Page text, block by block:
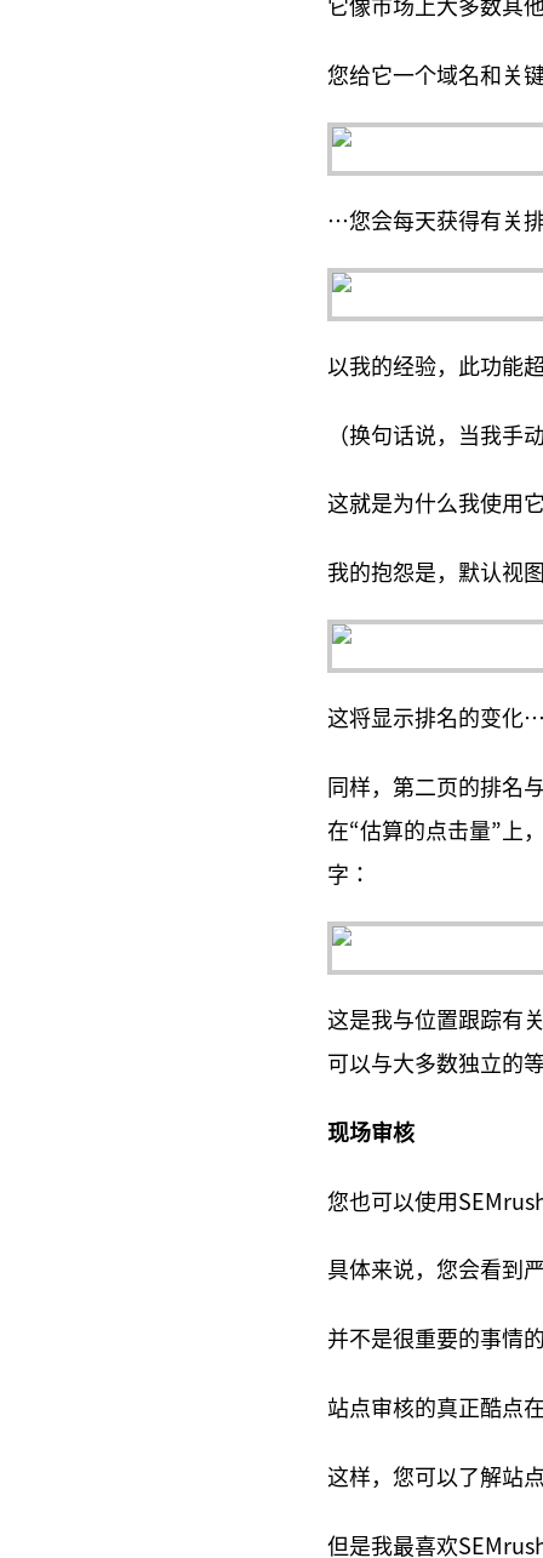
它像市场上大多数其
您给它一个域名和关
…您会每天获得有关
以我的经验，此功能
（换句话说，当我手
这就是为什么我使用
我的抱怨是，默认视
这将显示排名的变化
同样，第二页的排名
在“估算的点击量”上
字：
这是我与位置跟踪有
可以与大多数独立的
现场审核
您也可以使用
具体来说，您会看到
并不是很重要的事情
站点审核的真正酷点
这样，您可以了解站
但是我最喜欢